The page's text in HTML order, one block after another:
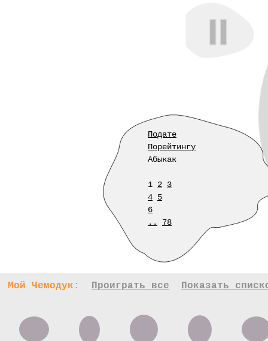
Подате
Порейтингу
Абыкак
1 2 3
4 5
6
..
78
Мой Чемодук: Проиграть все Показать